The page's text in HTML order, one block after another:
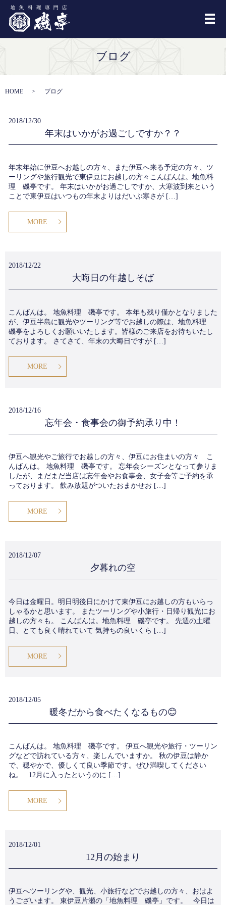
メ
ブログ
HOME ブログ
2018/12/30
年末はいかがお過ごしですか？？
年末年始に伊豆へお越しの方々、また伊豆へ来る予定の方々、ツ
ーリングや旅行観光で東伊豆にお越しの方々こんばんは。地魚料
理 磯亭です。 年末はいかがお過ごしですか、大寒波到来という
ことで東伊豆はいつもの年末よりはだいぶ寒さが […]
MORE
2018/12/22
大晦日の年越しそば
こんばんは。 地魚料理 磯亭です。 本年も残り僅かとなりました
が、伊豆半島に観光やツーリング等でお越しの際は、地魚料理
磯亭をよろしくお願いいたします。皆様のご来店をお待ちいたし
ております。 さてさて、年末の大晦日ですが […]
MORE
2018/12/16
忘年会・食事会の御予約承り中！
伊豆へ観光やご旅行でお越しの方々、伊豆にお住まいの方々 こ
んばんは。 地魚料理 磯亭です。 忘年会シーズンとなって参りま
したが、まだまだ当店は忘年会やお食事会、女子会等ご予約を承
っております。 飲み放題がついたおまかせお […]
MORE
2018/12/07
夕暮れの空
今日は金曜日。明日明後日にかけて東伊豆にお越しの方もいらっ
しゃるかと思います。 またツーリングや小旅行・日帰り観光にお
越しの方々も。 こんばんは。地魚料理 磯亭です。 先週の土曜
日、とても良く晴れていて 気持ちの良いくら […]
MORE
2018/12/05
暖冬だから食べたくなるもの😊
こんばんは。 地魚料理 磯亭です。 伊豆へ観光や旅行・ツーリン
グなどで訪れている方々、楽しんでいますか。 秋の伊豆は静か
で、穏やかで、優しくて良い季節です。ぜひ満喫してください
ね。 12月に入ったというのに […]
MORE
2018/12/01
12月の始まり
伊豆へツーリングや、観光、小旅行などでお越しの方々、おはよ
うございます。 東伊豆片瀬の「地魚料理 磯亭」です。 今日は